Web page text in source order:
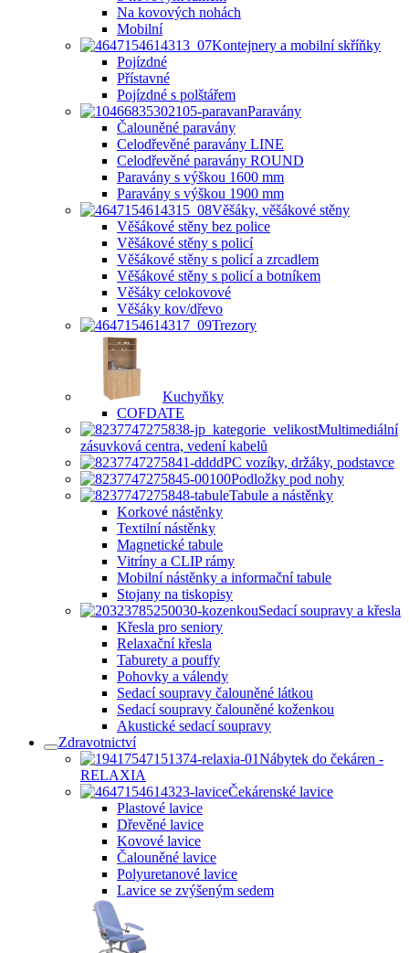
Na kovových nohách
Mobilní
Kontejnery a mobilní skříňky
Pojízdné
Přístavné
Pojízdné s polštářem
Paravány
Čalouněné paravány
Celodřevěné paravány LINE
Celodřevěné paravány ROUND
Paravány s výškou 1600 mm
Paravány s výškou 1900 mm
Věšáky, věšákové stěny
Věšákové stěny bez police
Věšákové stěny s policí
Věšákové stěny s policí a zrcadlem
Věšákové stěny s policí a botníkem
Věšáky celokovové
Věšáky kov/dřevo
Trezory
Kuchyňky
COFDATE
Multimediální
zásuvková centra, vedení kabelů
PC vozíky, držáky, podstavce
Podložky pod nohy
Tabule a nástěnky
Korkové nástěnky
Textilní nástěnky
Magnetické tabule
Vitríny a CLIP rámy
Mobilní nástěnky a informační tabule
Stojany na tiskopisy
Sedací soupravy a křesla
Křesla pro seniory
Relaxační křesla
Taburety a pouffy
Pohovky a válendy
Sedací soupravy čalouněné látkou
Sedací soupravy čalouněné koženkou
Akustické sedací soupravy
Zdravotnictví
Nábytek do čekáren -
RELAXIA
Čekárenské lavice
Plastové lavice
Dřevěné lavice
Kovové lavice
Čalouněné lavice
Polyuretanové lavice
Lavice se zvýšeným sedem